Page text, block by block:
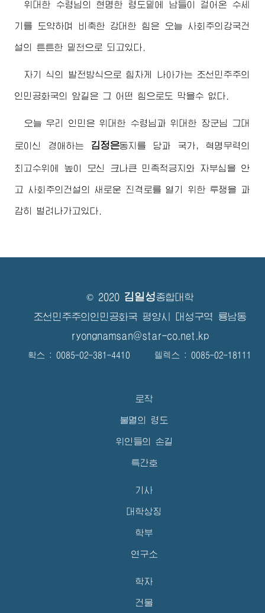
위대한 수령님 의 현명한 령도밑에 남들이 걸어온 수세
기를 도약하며 비축한 강대한 힘은 오늘 사회주의강국건
설의 튼튼한 밑천으로 되고있다.
자기 식의 발전방식으로 힘차게 나아가는 조선민주주의
인민공화국의 앞길은 그 어떤 힘으로도 막을수 없다.
오늘 우리 인민은위대한 수령님 과위대한 장군님 그대
로이신 경애하는 김정은동지 를 당과 국가, 혁명무력의
최고수위 에 높이 모신 크나큰 민족적긍지와 자부심을 안
고 사회주의건설의 새로운 진격로를 열기 위한 투쟁을 과
감히 벌려나가고있다.
© 2020 김일성종합대학
조선민주주의인민공화국 평양시 대성구역 룡남동
ryongnamsan@star-co.net.kp
확스 : 0085-02-381-4410 텔렉스 : 0085-02-18111
로작
불멸의 령도
위인들의 손길
특간호
기사
대학상징
학부
연구소
학자
건물